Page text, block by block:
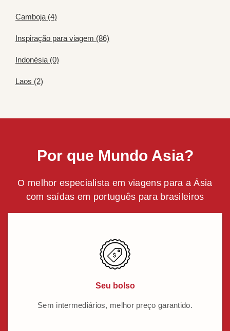
Camboja (4)
Inspiração para viagem (86)
Indonésia (0)
Laos (2)
Por que Mundo Asia?
O melhor especialista em viagens para a Ásia
com saídas em português para brasileiros
Seu bolso
Sem intermediários, melhor preço garantido.